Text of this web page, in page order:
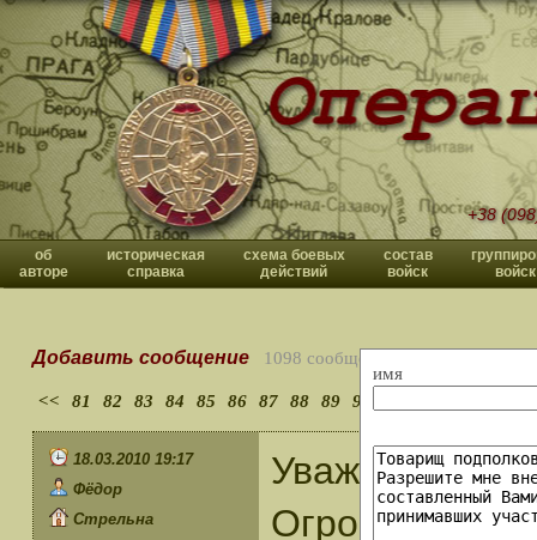
+38
об
авторе
историческая
справка
схема боевых
действий
состав
войск
войск
имя
Добавить сообщение 1098 сообщений
<< 81 82 83 84 85 86 87 88 89 90
18.03.2010 19:17
Фёдор
Стрельна
Уважаемый
Огромное